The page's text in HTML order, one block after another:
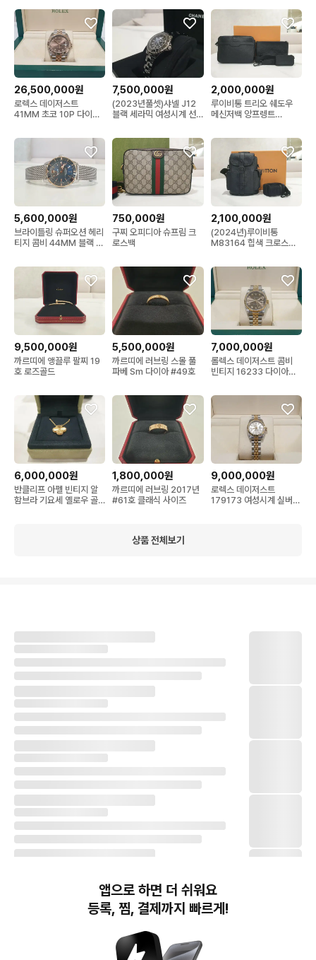
26,500,000원
로렉스 데이저스트
41MM 초코 10P 다이아
7,500,000원
(2023년풀셋)샤넬 J12
블랙 세라믹 여성시계 선
2,000,000원
루이비통 트리오 쉐도우
메신저백 앙프렝트
5,600,000원
브라이틀링 슈퍼오션 헤리
티지 콤비 44MM 블랙 베
750,000원
구찌 오피디아 슈프림 크
로스백
2,100,000원
(2024년)루이비통
M83164 힙색 크로스백
9,500,000원
까르띠에 앵끌루 팔찌 19
호 로즈골드
5,500,000원
까르띠에 러브링 스몰 풀
파베 Sm 다이아 #49호
7,000,000원
롤렉스 데이저스트 콤비
빈티지 16233 다이아
6,000,000원
반클리프 아펠 빈티지 알
함브라 기요세 옐로우 골
1,800,000원
까르띠에 러브링 2017년
#61호 클래식 사이즈
9,000,000원
로렉스 데이저스트
179173 여성시계 실버
상품 전체보기
앱으로 하면 더 쉬워요
등록, 찜, 결제까지 빠르게!